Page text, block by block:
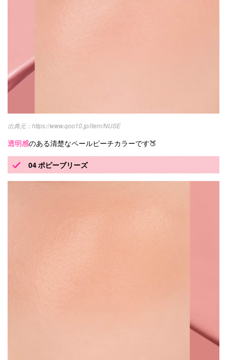
https://www.qoo10.jp/item/NUSE
透明感のある清楚なペールピーチカラーです🍑
04 ポピーブリーズ